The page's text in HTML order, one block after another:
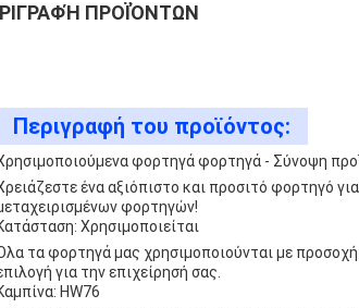
ΠΡΟΪΌΝΤΩΝ
Περιγραφή του προϊόντος:
φορτηγά φορτηγά - Σύνοψη
ένα αξιόπιστο και προσιτό φορτηγό
φορτηγών!
Χρησιμοποιείται
τα φορτηγά μας χρησιμοποιούνται με
για την επιχείρησή σας.
HW76